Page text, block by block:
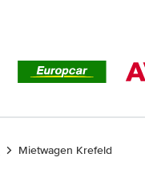
Mietwagen Krefeld